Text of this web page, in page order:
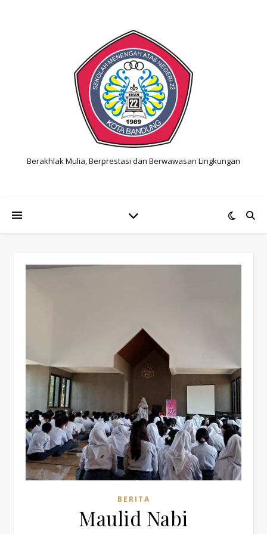
Berakhlak Mulia, Berprestasi dan Berwawasan Lingkungan
BERITA
Maulid Nabi